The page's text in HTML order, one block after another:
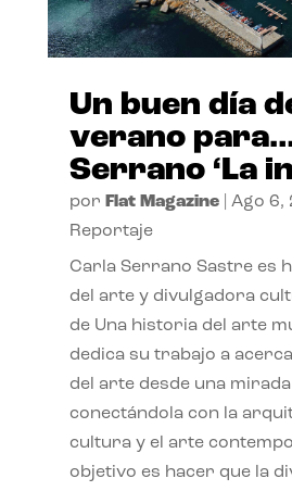
Un buen día
verano
Serrano ‘La
por Flat Magazine| Ago 6,
Reportaje
Carla Serrano Sastre es
del arte y divulgadora
de Una historia del arte
dedica su trabajo a
del arte desde una
conectándola con la
cultura y el arte
objetivo es hacer que la